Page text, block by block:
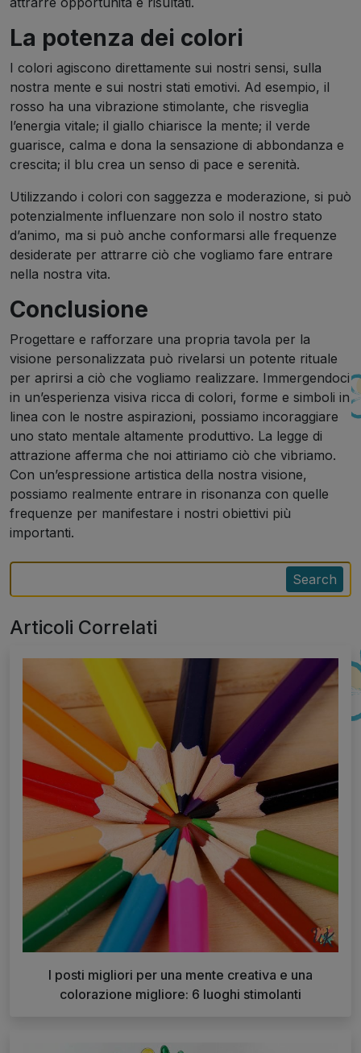
La potenza dei colori
I colori agiscono direttamente sui nostri sensi, sulla
nostra mente e sui nostri stati emotivi. Ad esempio, il
rosso ha una vibrazione stimolante, che risveglia
l’energia vitale; il giallo chiarisce la mente; il verde
guarisce, calma e dona la sensazione di abbondanza e
crescita; il blu crea un senso di pace e serenità.
Utilizzando i colori con saggezza e moderazione, si può
potenzialmente influenzare non solo il nostro stato
d’animo, ma si può anche conformarsi alle frequenze
desiderate per attrarre ciò che vogliamo fare entrare
nella nostra vita.
Conclusione
Progettare e rafforzare una propria tavola per la
visione personalizzata può rivelarsi un potente rituale
per aprirsi a ciò che vogliamo realizzare. Immergendoci
in un’esperienza visiva ricca di colori, forme e simboli in
linea con le nostre aspirazioni, possiamo incoraggiare
uno stato mentale altamente produttivo. La legge di
attrazione afferma che noi attiriamo ciò che vibriamo.
Con un’espressione artistica della nostra visione,
possiamo realmente entrare in risonanza con quelle
frequenze per manifestare i nostri obiettivi più
importanti.
Search
Articoli Correlati
I posti migliori per una mente creativa e una
colorazione migliore: 6 luoghi stimolanti